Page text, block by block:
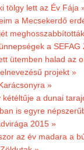
tölgy lett az Év Fája
a Mecsekerdő
a SEFAG
ütemben halad az
projekt »
»
kétéltűje a dunai
is egyre
2015 »
az év madara a